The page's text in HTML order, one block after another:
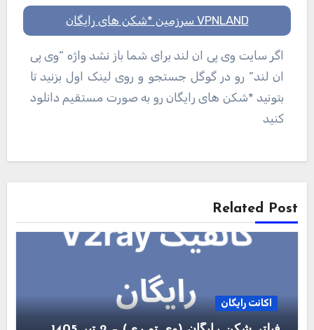
VPNLAND سرزمین *شکن های رایگان
اگر سایت وی پی ان لند برای شما باز نشد واژه “وی پی
ان لند” رو در گوگل جستجو و روی لینک اول بزنید تا
بتونید *شکن های رایگان رو به صورت مستقیم دانلود
کنید
راهبری
Related Post
اکانت رایگان